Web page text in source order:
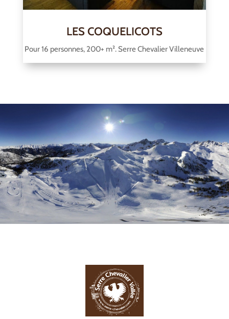
LES COQUELICOTS
Pour 16 personnes, 200+ m². Serre Chevalier Villeneuve